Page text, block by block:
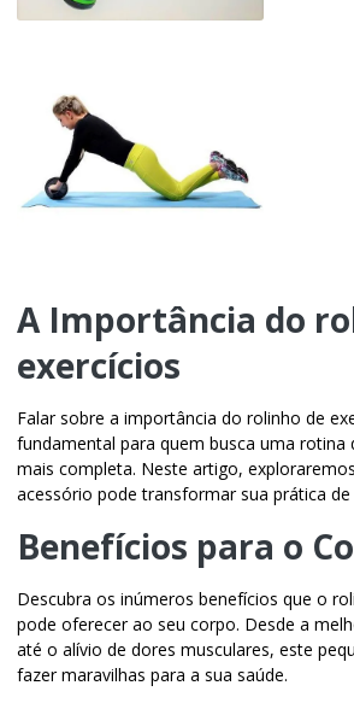
A Importância do
exercícios
Falar sobre a importância do rolinho de
fundamental para quem busca uma rotina
mais completa. Neste artigo,
acessório pode transformar sua prática de
Benefícios para o
Descubra os inúmeros benefícios que o
pode oferecer ao seu corpo. Desde a
até o alívio de dores musculares, este
fazer maravilhas para a sua saúde.